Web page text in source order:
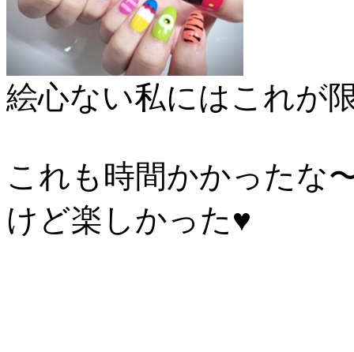
絵心ない私にはこれが
これも時間かかったな
けど楽しかった♥